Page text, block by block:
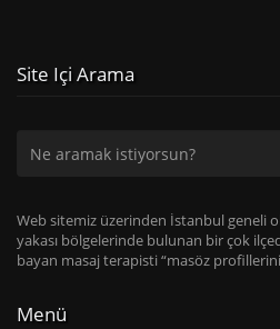
Site Içi Arama
Web sitemiz üzerinden İstanbul geneli
yakası bölgelerinde bulunan bir çok
bayan masaj terapisti “masöz
Menü